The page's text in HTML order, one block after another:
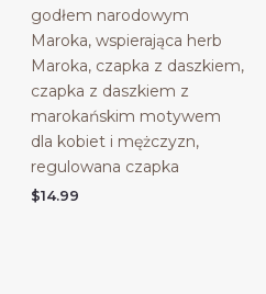
godłem narodowym
Maroka, wspierająca herb
Maroka, czapka z daszkiem,
czapka z daszkiem z
marokańskim motywem
dla kobiet i mężczyzn,
regulowana czapka
$14.99